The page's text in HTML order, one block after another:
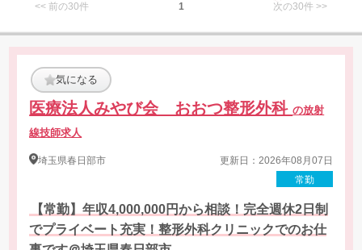
<< 前の30件 1 次の30件 >>
気になる
医療法人みやび会 おおつ整形外科の放射
線技師求人
埼玉県春日部市
更新日：2026年08月07日
常勤
【常勤】年収4,000,000円から相談！完全週休2日制
でプライベート充実！整形外科クリニックでのお仕